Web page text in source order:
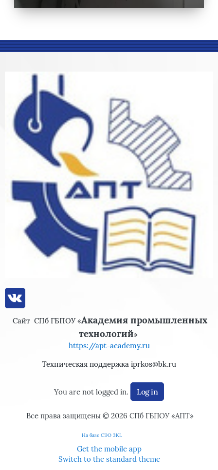
Blocks
Сайт СПб ГБПОУ «Академия промышленных
технологий»
https://apt-academy.ru
Техническая поддержка iprkos@bk.ru
You are not logged in. Log in
Все права защищены © 2026 СПб ГБПОУ «АПТ»
На базе СЭО 3KL
Get the mobile app
Switch to the standard theme